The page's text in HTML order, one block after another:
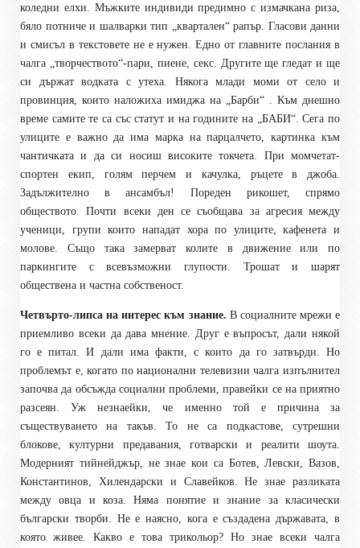
коледни елхи. Мъжките индивиди предимно с измачкана риза,
бяло потниче и шалварки тип „квартален“ рапър. Гласови данни
и смисъл в текстовете не е нужен. Едно от главните послания в
чалга „творчеството“-пари, пиене, секс. Другите ще гледат и ще
си държат водката с утеха. Някога млади моми от село и
провинция, които наложиха имиджа на „Барби“ . Към днешно
време самите те са със статут и на годините на „БАБИ“. Сега по
улиците е важно да има марка на парцалчето, картинка към
чантичката и да си носиш високите токчета. При момчетат-
спортен екип, голям перчем и качулка, ръцете в джоба.
Задължително в ансамбъл! Пореден рикошет, спрямо
обществото. Почти всеки ден се съобщава за агресия между
ученици, групи които нападат хора по улиците, кафенета и
молове. Също така замерват колите в движение или по
паркингите с всевъзможни глупости. Трошат и шарят
обществена и частна собственост.
Четвърто-липса на интерес към знание. В социалните мрежи е
приемливо всеки да дава мнение. Друг е въпросът, дали някой
го е питал. И дали има факти, с които да го затвърди. Но
проблемът е, когато по национални телевизии чалга изпълнител
започва да обсъжда социални проблеми, правейки се на приятно
разсеян. Уж незнаейки, че именно той е причина за
съществуването на такъв. То не са подкастове, сутрешни
блокове, културни предавания, готварски и реалити шоута.
Модерният тийнейджър, не знае кои са Ботев, Левски, Вазов,
Константинов, Хилендарски и Славейков. Не знае разликата
между овца и коза. Няма понятие и знание за класически
български творби. Не е наясно, кога е създадена държавата, в
която живее. Какво е това трикольор? Но знае всеки чалга